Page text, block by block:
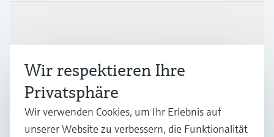
Branchen
Support
Wir respektieren Ihre
Privatsphäre
Wir verwenden Cookies, um Ihr Erlebnis auf
unserer Website zu verbessern, die Funktionalität